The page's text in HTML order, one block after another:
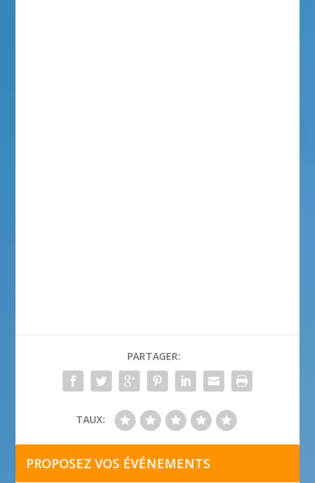
PARTAGER:
TAUX:
PROPOSEZ VOS ÉVÉNEMENTS